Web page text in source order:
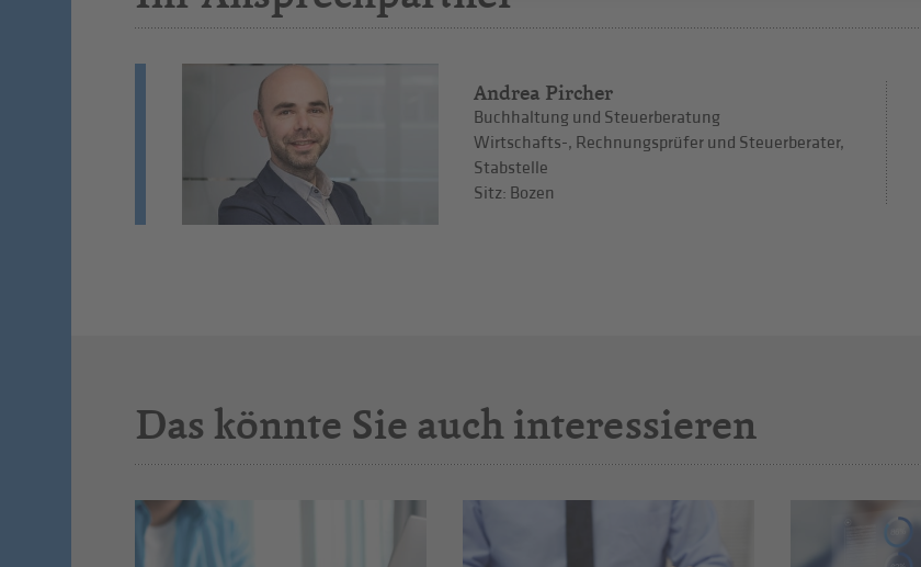
Andrea Pircher
Buchhaltung und Steuerberatung
Wirtschafts-, Rechnungsprüfer und Steuerberater,
Stabstelle
Sitz: Bozen
Das könnte Sie auch interessieren